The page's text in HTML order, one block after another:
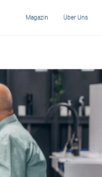
Magazin Über Uns